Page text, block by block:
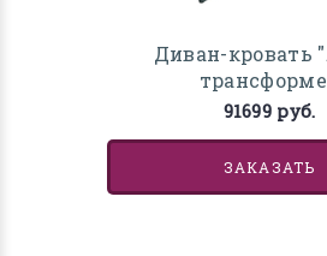
Диван-кровать
91699 руб.
ЗАКАЗАТЬ